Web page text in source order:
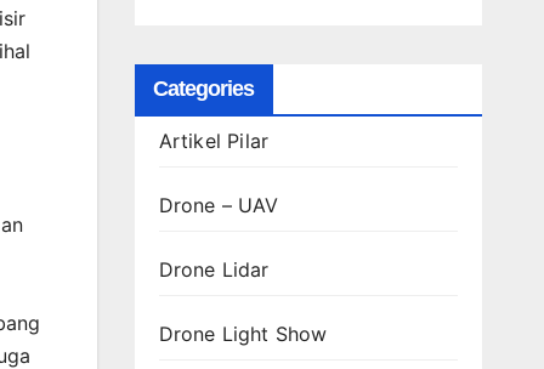
Categories
Artikel Pilar
Drone – UAV
Drone Lidar
Drone Light Show